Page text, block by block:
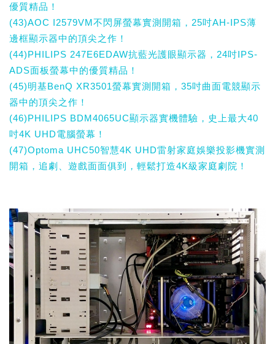
優質精品！
(43)AOC I2579VM不閃屏螢幕實測開箱，25吋AH-IPS薄
邊框顯示器中的頂尖之作！
(44)PHILIPS 247E6EDAW抗藍光護眼顯示器，24吋IPS-
ADS面板螢幕中的優質精品！
(45)明基BenQ XR3501螢幕實測開箱，35吋曲面電競顯示
器中的頂尖之作！
(46)PHILIPS BDM4065UC顯示器實機體驗，史上最大40
吋4K UHD電腦螢幕！
(47)Optoma UHC50智慧4K UHD雷射家庭娛樂投影機實測
開箱，追劇、遊戲面面俱到，輕鬆打造4K級家庭劇院！